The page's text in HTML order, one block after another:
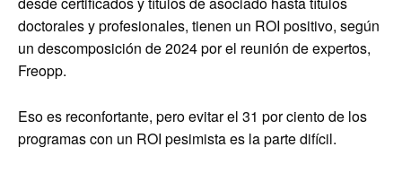
doctorales y profesionales, tienen un ROI positivo, según
un descomposición de 2024 por el reunión de expertos,
Freopp.
Eso es reconfortante, pero evitar el 31 por ciento de los
programas con un ROI pesimista es la parte difícil.